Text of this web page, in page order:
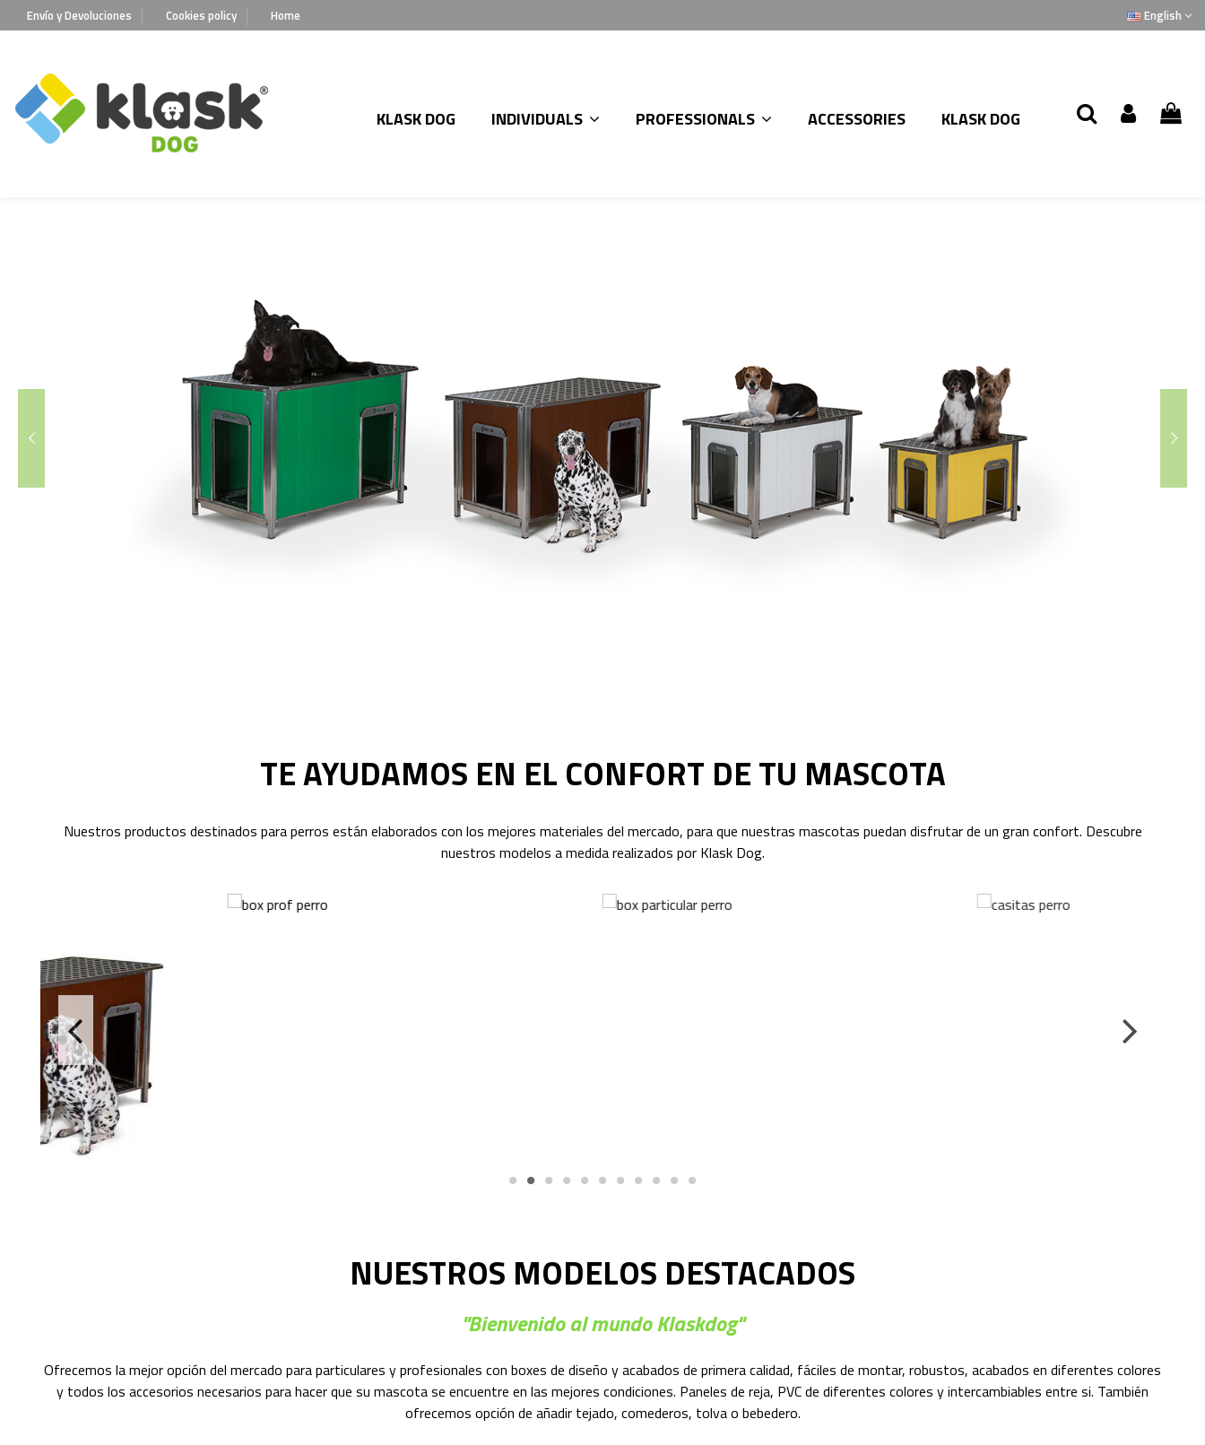
Envío y Devoluciones Cookies policy Home English
KLASK DOG INDIVIDUALS PROFESSIONALS ACCESSORIES KLASK DOG
TE AYUDAMOS EN EL CONFORT DE TU MASCOTA
Nuestros productos destinados para perros están elaborados con los mejores materiales del mercado, para que nuestras mascotas puedan disfrutar de un gran confort. Descubre
nuestros modelos a medida realizados por Klask Dog.
NUESTROS MODELOS DESTACADOS
"Bienvenido al mundo Klaskdog"
Ofrecemos la mejor opción del mercado para particulares y profesionales con boxes de diseño y acabados de primera calidad, fáciles de montar, robustos, acabados en diferentes colores
y todos los accesorios necesarios para hacer que su mascota se encuentre en las mejores condiciones. Paneles de reja, PVC de diferentes colores y intercambiables entre si. También
ofrecemos opción de añadir tejado, comederos, tolva o bebedero.